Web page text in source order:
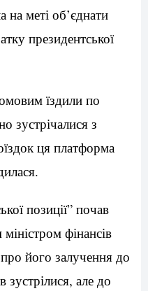
на меті об’єднати
президентської
їздили по
зустрічалися з
ця платформа
позиції” почав
фінансів
його залучення до
зустрілися, але до